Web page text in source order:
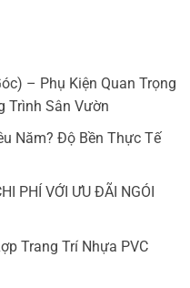
– Phụ Kiện Quan Trọng
Trình Sân Vườn
Năm? Độ Bền Thực Tế
PHÍ VỚI ƯU ĐÃI NGÓI
Trang Trí Nhựa PVC